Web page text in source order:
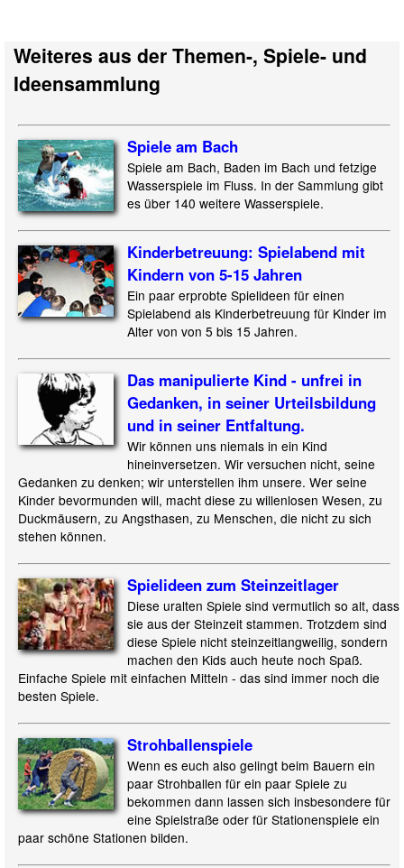
Weiteres aus der Themen-, Spiele- und
Ideensammlung
Spiele am Bach
Spiele am Bach, Baden im Bach und fetzige
Wasserspiele im Fluss. In der Sammlung gibt
es über 140 weitere Wasserspiele.
Kinderbetreuung: Spielabend mit
Kindern von 5-15 Jahren
Ein paar erprobte Spielideen für einen
Spielabend als Kinderbetreuung für Kinder im
Alter von von 5 bis 15 Jahren.
Das manipulierte Kind - unfrei in
Gedanken, in seiner Urteilsbildung
und in seiner Entfaltung.
Wir können uns niemals in ein Kind
hineinversetzen. Wir versuchen nicht, seine
Gedanken zu denken; wir unterstellen ihm unsere. Wer seine
Kinder bevormunden will, macht diese zu willenlosen Wesen, zu
Duckmäusern, zu Angsthasen, zu Menschen, die nicht zu sich
stehen können.
Spielideen zum Steinzeitlager
Diese uralten Spiele sind vermutlich so alt, dass
sie aus der Steinzeit stammen. Trotzdem sind
diese Spiele nicht steinzeitlangweilig, sondern
machen den Kids auch heute noch Spaß.
Einfache Spiele mit einfachen Mitteln - das sind immer noch die
besten Spiele.
Strohballenspiele
Wenn es euch also gelingt beim Bauern ein
paar Strohballen für ein paar Spiele zu
bekommen dann lassen sich insbesondere für
eine Spielstraße oder für Stationenspiele ein
paar schöne Stationen bilden.